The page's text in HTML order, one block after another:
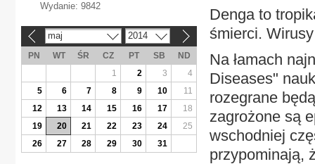
Denga to
śmierci.
Na łamach
Diseases"
rozegrane
zagrożone są
wschodniej
przypominają,
Wydanie: 9842
maj 2014
PN WT ŚR CZ PT SB
ND
1
2 3
4
5
6 7 8 9 10
11
12
13 14 15 16 17
18
19
20 21 22 23 24
25
26
27 28 29 30 31